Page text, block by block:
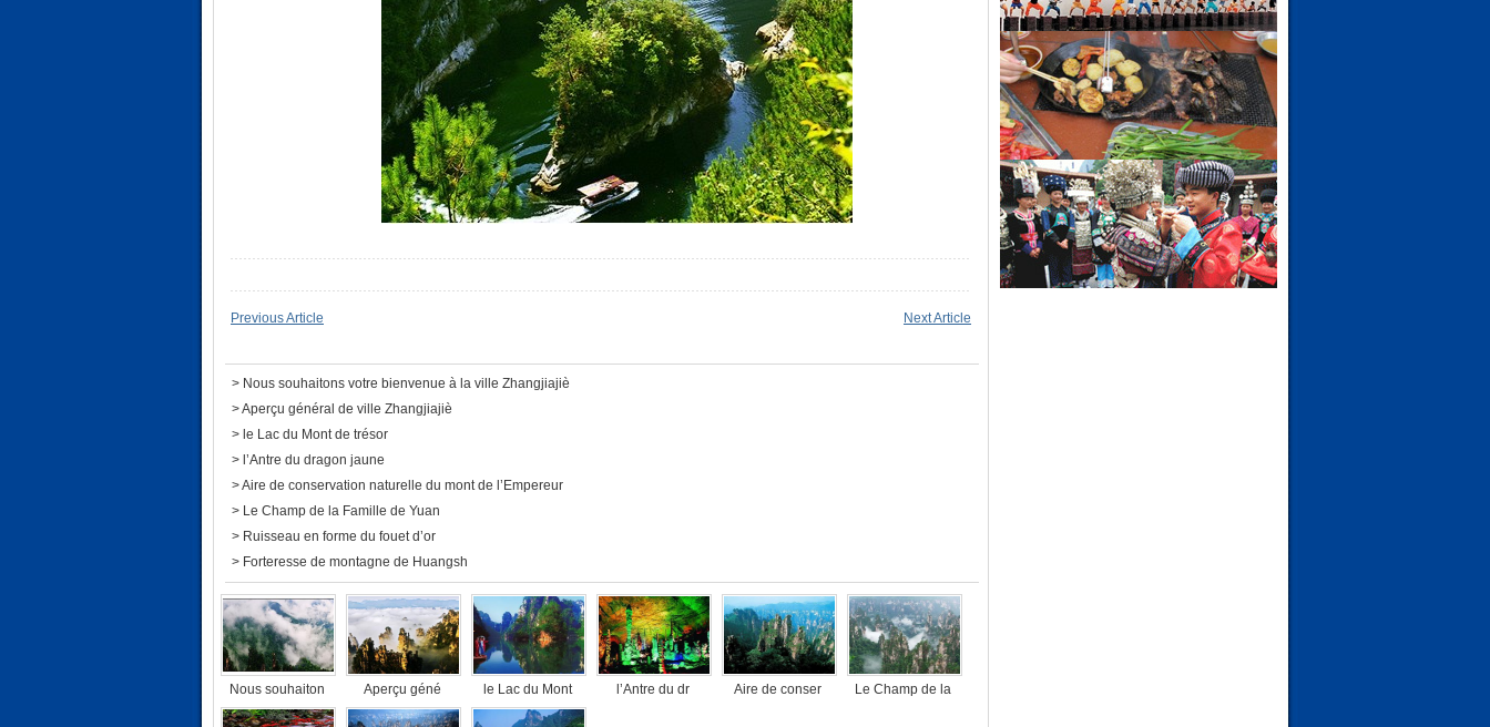
Previous Article Next Article
> Nous souhaitons votre bienvenue à la ville Zhangjiajiè
>Aperçu général de ville Zhangjiajiè
> le Lac du Mont de trésor
> l’Antre du dragon jaune
>Aire de conservation naturelle du mont de l’Empereur
> Le Champ de la Famille de Yuan
> Ruisseau en forme du fouet d’or
> Forteresse de montagne de Huangsh
Nous souhaiton Aperçu géné le Lac du Mont l’Antre du dr Aire de conser Le Champ de la